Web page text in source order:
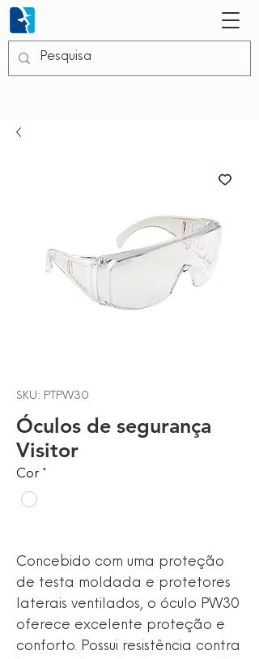
SKU: PTPW30
Óculos de segurança
Visitor
Cor *
Concebido com uma proteção
de testa moldada e protetores
laterais ventilados, o óculo PW30
oferece excelente proteção e
conforto. Possui resistência contra